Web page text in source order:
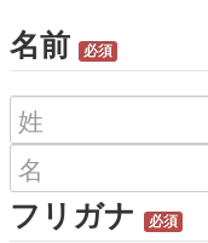
名前 必須
フリガナ 必須